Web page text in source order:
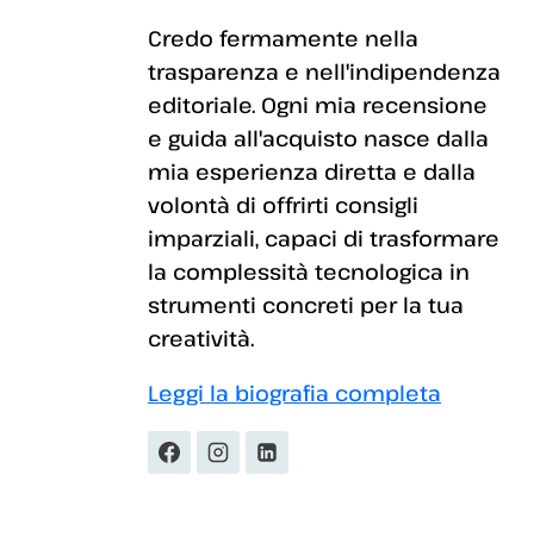
Credo fermamente nella
trasparenza e nell'indipendenza
editoriale. Ogni mia recensione
e guida all'acquisto nasce dalla
mia esperienza diretta e dalla
volontà di offrirti consigli
imparziali, capaci di trasformare
la complessità tecnologica in
strumenti concreti per la tua
creatività.
Leggi la biografia completa